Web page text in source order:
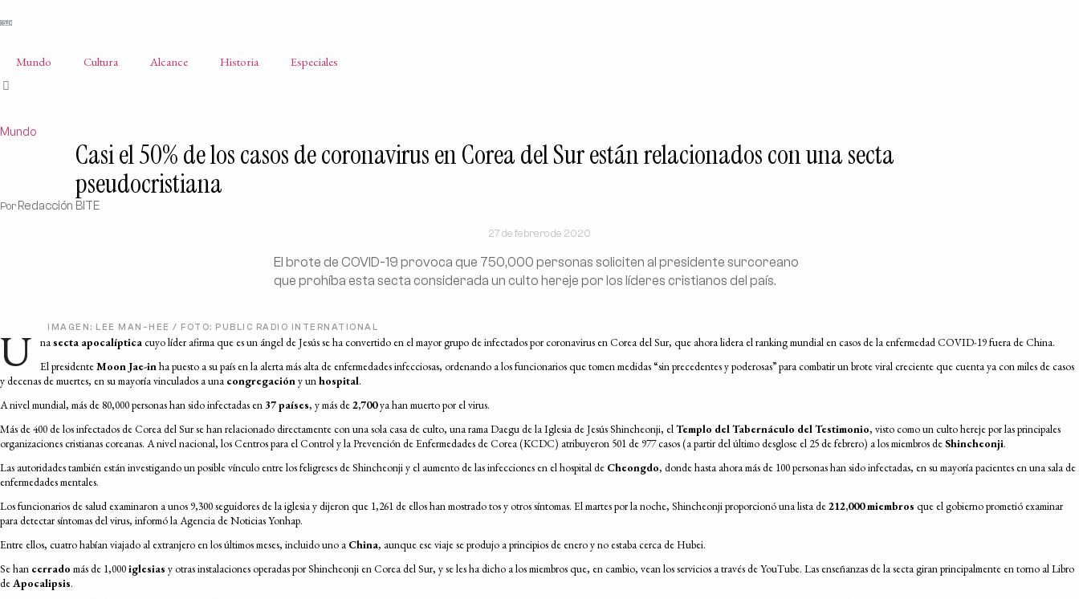
Mundo Cultura Alcance Historia Especiales
Mundo
Casi el 50% de los casos de coronavirus en Corea del Sur están relacionados con una secta
pseudocristiana
Por Redacción BITE
27 de febrero de 2020
El brote de COVID-19 provoca que 750,000 personas soliciten al presidente surcoreano
que prohíba esta secta considerada un culto hereje por los líderes cristianos del país.
IMAGEN: LEE MAN-HEE / FOTO: PUBLIC RADIO INTERNATIONAL
U nasecta apocalípticacuyo líder afirma que es un ángel de Jesús se ha convertido en el mayor grupo de infectados por coronavirus en Corea del Sur, que ahora lidera el ranking mundial en casos de la enfermedad COVID-19 fuera de China.
El presidenteMoon Jae-inha puesto a su país en la alerta más alta de enfermedades infecciosas, ordenando a los funcionarios que tomen medidas “sin precedentes y poderosas” para combatir un brote viral creciente que cuenta ya con miles de casos
y decenas de muertes, en su mayoría vinculados a una congregacióny unhospital.
A nivel mundial, más de 80,000 personas han sido infectadas en37 países, y más de2,700ya han muerto por el virus.
Más de 400 de los infectados de Corea del Sur se han relacionado directamente con una sola casa de culto, una rama Daegu de la Iglesia de Jesús Shincheonji, elTemplo del Tabernáculo del Testimonio, visto como un culto hereje por las principales
organizaciones cristianas coreanas. A nivel nacional, los Centros para el Control y la Prevención de Enfermedades de Corea (KCDC) atribuyeron 501 de 977 casos (a partir del último desglose el 25 de febrero) a los miembros deShincheonji.
Las autoridades también están investigando un posible vínculo entre los feligreses de Shincheonji y el aumento de las infecciones en el hospital de Cheongdo, donde hasta ahora más de 100 personas han sido infectadas, en su mayoría pacientes en una sala de
enfermedades mentales.
Los funcionarios de salud examinaron a unos 9,300 seguidores de la iglesia y dijeron que 1,261 de ellos han mostrado tos y otros síntomas. El martes por la noche, Shincheonji proporcionó una lista de212,000 miembros que el gobierno prometió examinar
para detectar síntomas del virus, informó la Agencia de Noticias Yonhap.
Entre ellos, cuatro habían viajado al extranjero en los últimos meses, incluido uno a China, aunque ese viaje se produjo a principios de enero y no estaba cerca de Hubei.
Se han cerrado más de 1,000iglesias y otras instalaciones operadas por Shincheonji en Corea del Sur, y se les ha dicho a los miembros que, en cambio, vean los servicios a través de YouTube. Las enseñanzas de la secta giran principalmente en torno al Libro
deApocalipsis.